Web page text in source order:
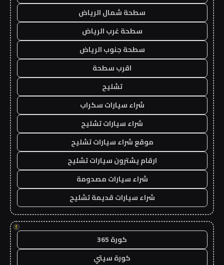
سطحة شمال الرياض
سطحة غرب الرياض
سطحة جنوب الرياض
اقرب سطحة
تشليح
شراء سيارات سكراب
شراء سيارات تشليح
موقع شراء سيارات تشليح
ارقام يشترون سيارات تشليح
شراء سيارات مصدومة
شراء سيارات قديمة تشليح
!
كورة 365
كورة سيتي